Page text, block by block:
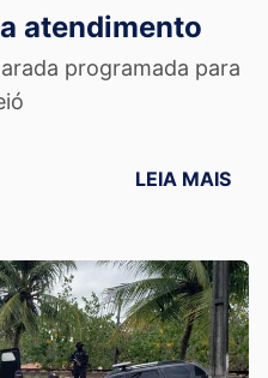
atendimento
programada para
LEIA MAIS